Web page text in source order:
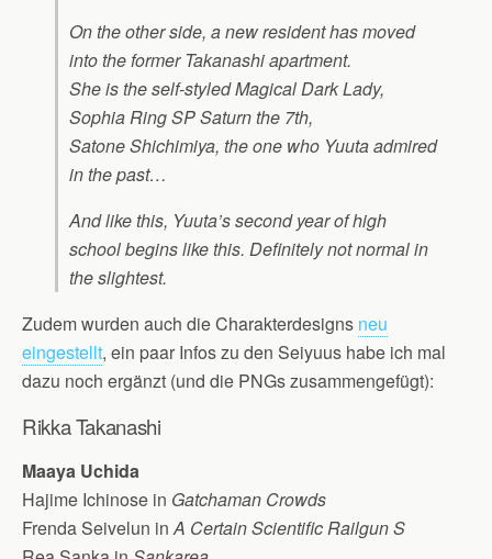
On the other side, a new resident has moved
into the former Takanashi apartment.
She is the self-styled Magical Dark Lady,
Sophia Ring SP Saturn the 7th,
Satone Shichimiya, the one who Yuuta admired
in the past…
And like this, Yuuta’s second year of high
school begins like this. Definitely not normal in
the slightest.
Zudem wurden auch die Charakterdesigns neu
eingestellt, ein paar Infos zu den Seiyuus habe ich mal
dazu noch ergänzt (und die PNGs zusammengefügt):
Rikka Takanashi
Maaya Uchida
Hajime Ichinose in Gatchaman Crowds
Frenda Seivelun inA Certain Scientific Railgun S